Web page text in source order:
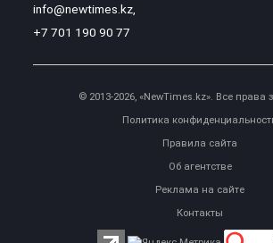
info@newtimes.kz,
+7 701 190 90 77
© 2013-2026, «NewTimes.kz». Все
Политика
Правила сайта
Об агентстве
Реклама на сайте
Контакты